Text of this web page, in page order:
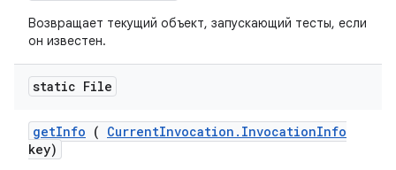
Возвращает текущий объект, запускающий тесты, если
он известен.
static File
getInfo ( CurrentInvocation . InvocationInfo
key)